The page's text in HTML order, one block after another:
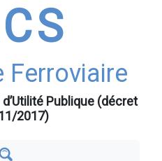
Ferroviaire
Publique (décret
2017)